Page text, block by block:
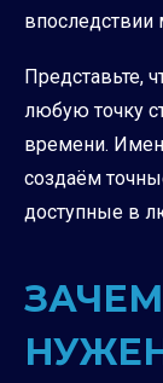
Представьте,
любую точку
времени.
создаём
доступные в